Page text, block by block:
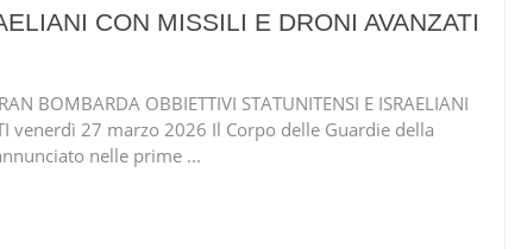
CON MISSILI E DRONI AVANZATI
BOMBARDA OBBIETTIVI STATUNITENSI E ISRAELIANI
venerdì 27 marzo 2026 Il Corpo delle Guardie della
nelle prime ...